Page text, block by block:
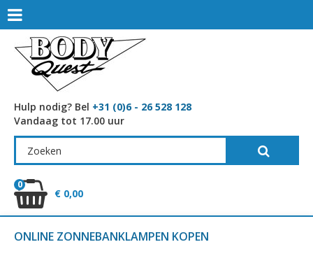
Hulp nodig? Bel +31 (0)6 - 26 528 128
Vandaag tot 17.00 uur
0
€ 0,00
ONLINE ZONNEBANKLAMPEN KOPEN